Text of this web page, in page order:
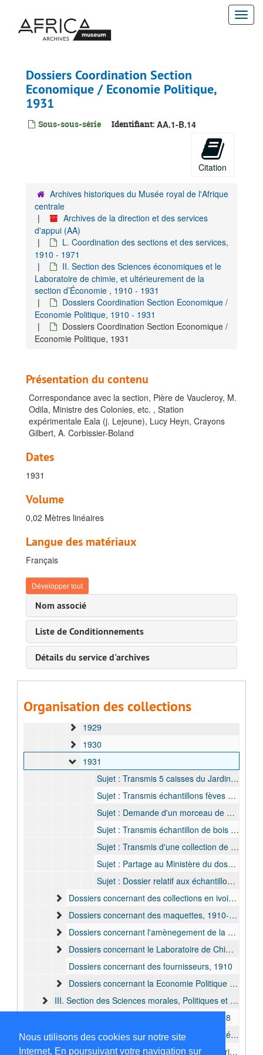
Nous utilisons des cookies sur notre site
Internet. En poursuivant votre navigation sur
contenu
Dossiers Coordination Section
Economique / Economie Politique,
1931
Sous-sous-série Identifiant: AA.1-B.14
Citation
Archives historiques du Musée royal de l'Afrique
centrale
Archives de la direction et des services
d'appui (AA)
L. Coordination des sections et des services,
1910 - 1971
II. Section des Sciences économiques et le
Laboratoire de chimie, et ultérieurement de la
section d’Économie , 1910 - 1931
Dossiers Coordination Section Economique /
Economie Politique, 1910 - 1931
Dossiers Coordination Section Economique /
Economie Politique, 1931
Présentation du contenu
Correspondance avec la section, Pière de Vaucleroy, M.
Odila, Ministre des Colonies, etc. , Station
expérimentale Eala (j. Lejeune), Lucy Heyn, Crayons
Gilbert, A. Corbissier-Boland
Dates
1931
Volume
0,02 Mètres linéaires
Langue des matériaux
Français
Développer tout
Nom associé
Liste de Conditionnements
Détails du service d'archives
Organisation des collections
Archives de la direction et des services d'appui
A. Gestion administrative-juridique, 1895-1960
B. Gestion financière, 1924-1928
C. Gestion financière du patrimoine, 1908-1909
D. Gestion matérielle, surveillance et sécurite, 1896-1930
G. Gestion ICT
H. Coördination Stratégique
I. Coordination Gestion de collection, 1898-1989
J. Coordination des expositions, 1910 - 1931
K. Coordination de la recherche scientifique, 1903-1932
L. Coordination des sections et des services, 1910-1971
II. Section des Sciences économiques et le Laboratoire de chimie, et ultérieurement de la section d’Économie, 1910-1931
Dossiers Coordination Section Economique / Economie Politique, 1910-1931
1910
1914
1919
1924
1925
1928
1929
1930
1931
Sujet : Transmis 5 caisses du Jardin Botanique d'Eala par M. Corbisier-Baland, 12 janvier 1931
Sujet : Transmis échantillons fèves de cacao des plantations de Lukolela par M. Bellefroid, 19 janvier 1931
Sujet : Demande d'un morceau de bois de Kambala par Pierre de Vaucleroy, 15 mars 1931 - 21 mars 1931
Sujet : Transmis échantillon de bois provenant de Komi par M. Ghesquière, 20 mars 1913
Sujet : Transmis d'une collection de planchettes de bois de la région d'Elisabethville par Mme Tinant, 16 mars 1931
Sujet : Partage au Ministère du dossier du Jardin Botanique d'Eala ( Corbisier-Baland) relatif à l'étude des plantes à huiles chaumoogriques, 27 janvier 1931 - 17 mars 1931
Sujet : Dossier relatif aux échantillons quiquina (Dierickx, Régie des Plantations de la Colonie, Commissiare de district de Kivu), 23 mars 1931 - 3 avril 1931
Dossiers concernant des collections en ivoire, 1910-1923
Dossiers concernant des maquettes, 1910-1912
Dossiers concernant l'amènegement de la section d'importation, 1910
Dossiers concernant le Laboratoire de Chimie, 1911-1921
Dossiers concernant des fournisseurs, 1910
Dossiers concernant la Economie Politique (généralités), 1920-1924
III. Section des Sciences morales, Politiques et Historiques, 1910-1931
IV. Section des Sciences Naturelles, 1910-1928
V. Section d’Anthropologie et Préhistoire et, ultérieurement, de la section de Préhistoire, 1928-1931
VI. Section de Géologie et Minéralogie et, ultérieurement la section de Géologie